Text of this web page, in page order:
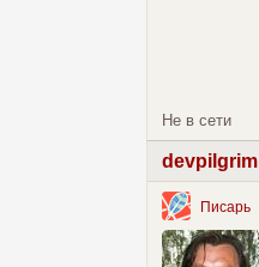
Не в сети
devpilgrim
Писарь